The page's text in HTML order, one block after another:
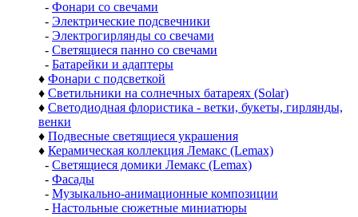
- Фонари со свечами
- Электрические подсвечники
- Электрогирлянды со свечами
- Светящиеся панно со свечами
- Батарейки и адаптеры
♦ Фонари с подсветкой
♦ Светильники на солнечных батареях (Solar)
♦ Светодиодная флористика - ветки, букеты, гирлянды,
венки
♦ Подвесные светящиеся украшения
♦ Керамическая коллекция Лемакс (Lemax)
- Светящиеся домики Лемакс (Lemax)
- Фасады
- Музыкально-анимационные композиции
- Настольные сюжетные миниатюры